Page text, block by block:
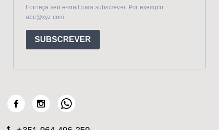
Forneça seu e-mail para subscrever. Por exemplo:
abc@xyz.com
SUBSCREVER